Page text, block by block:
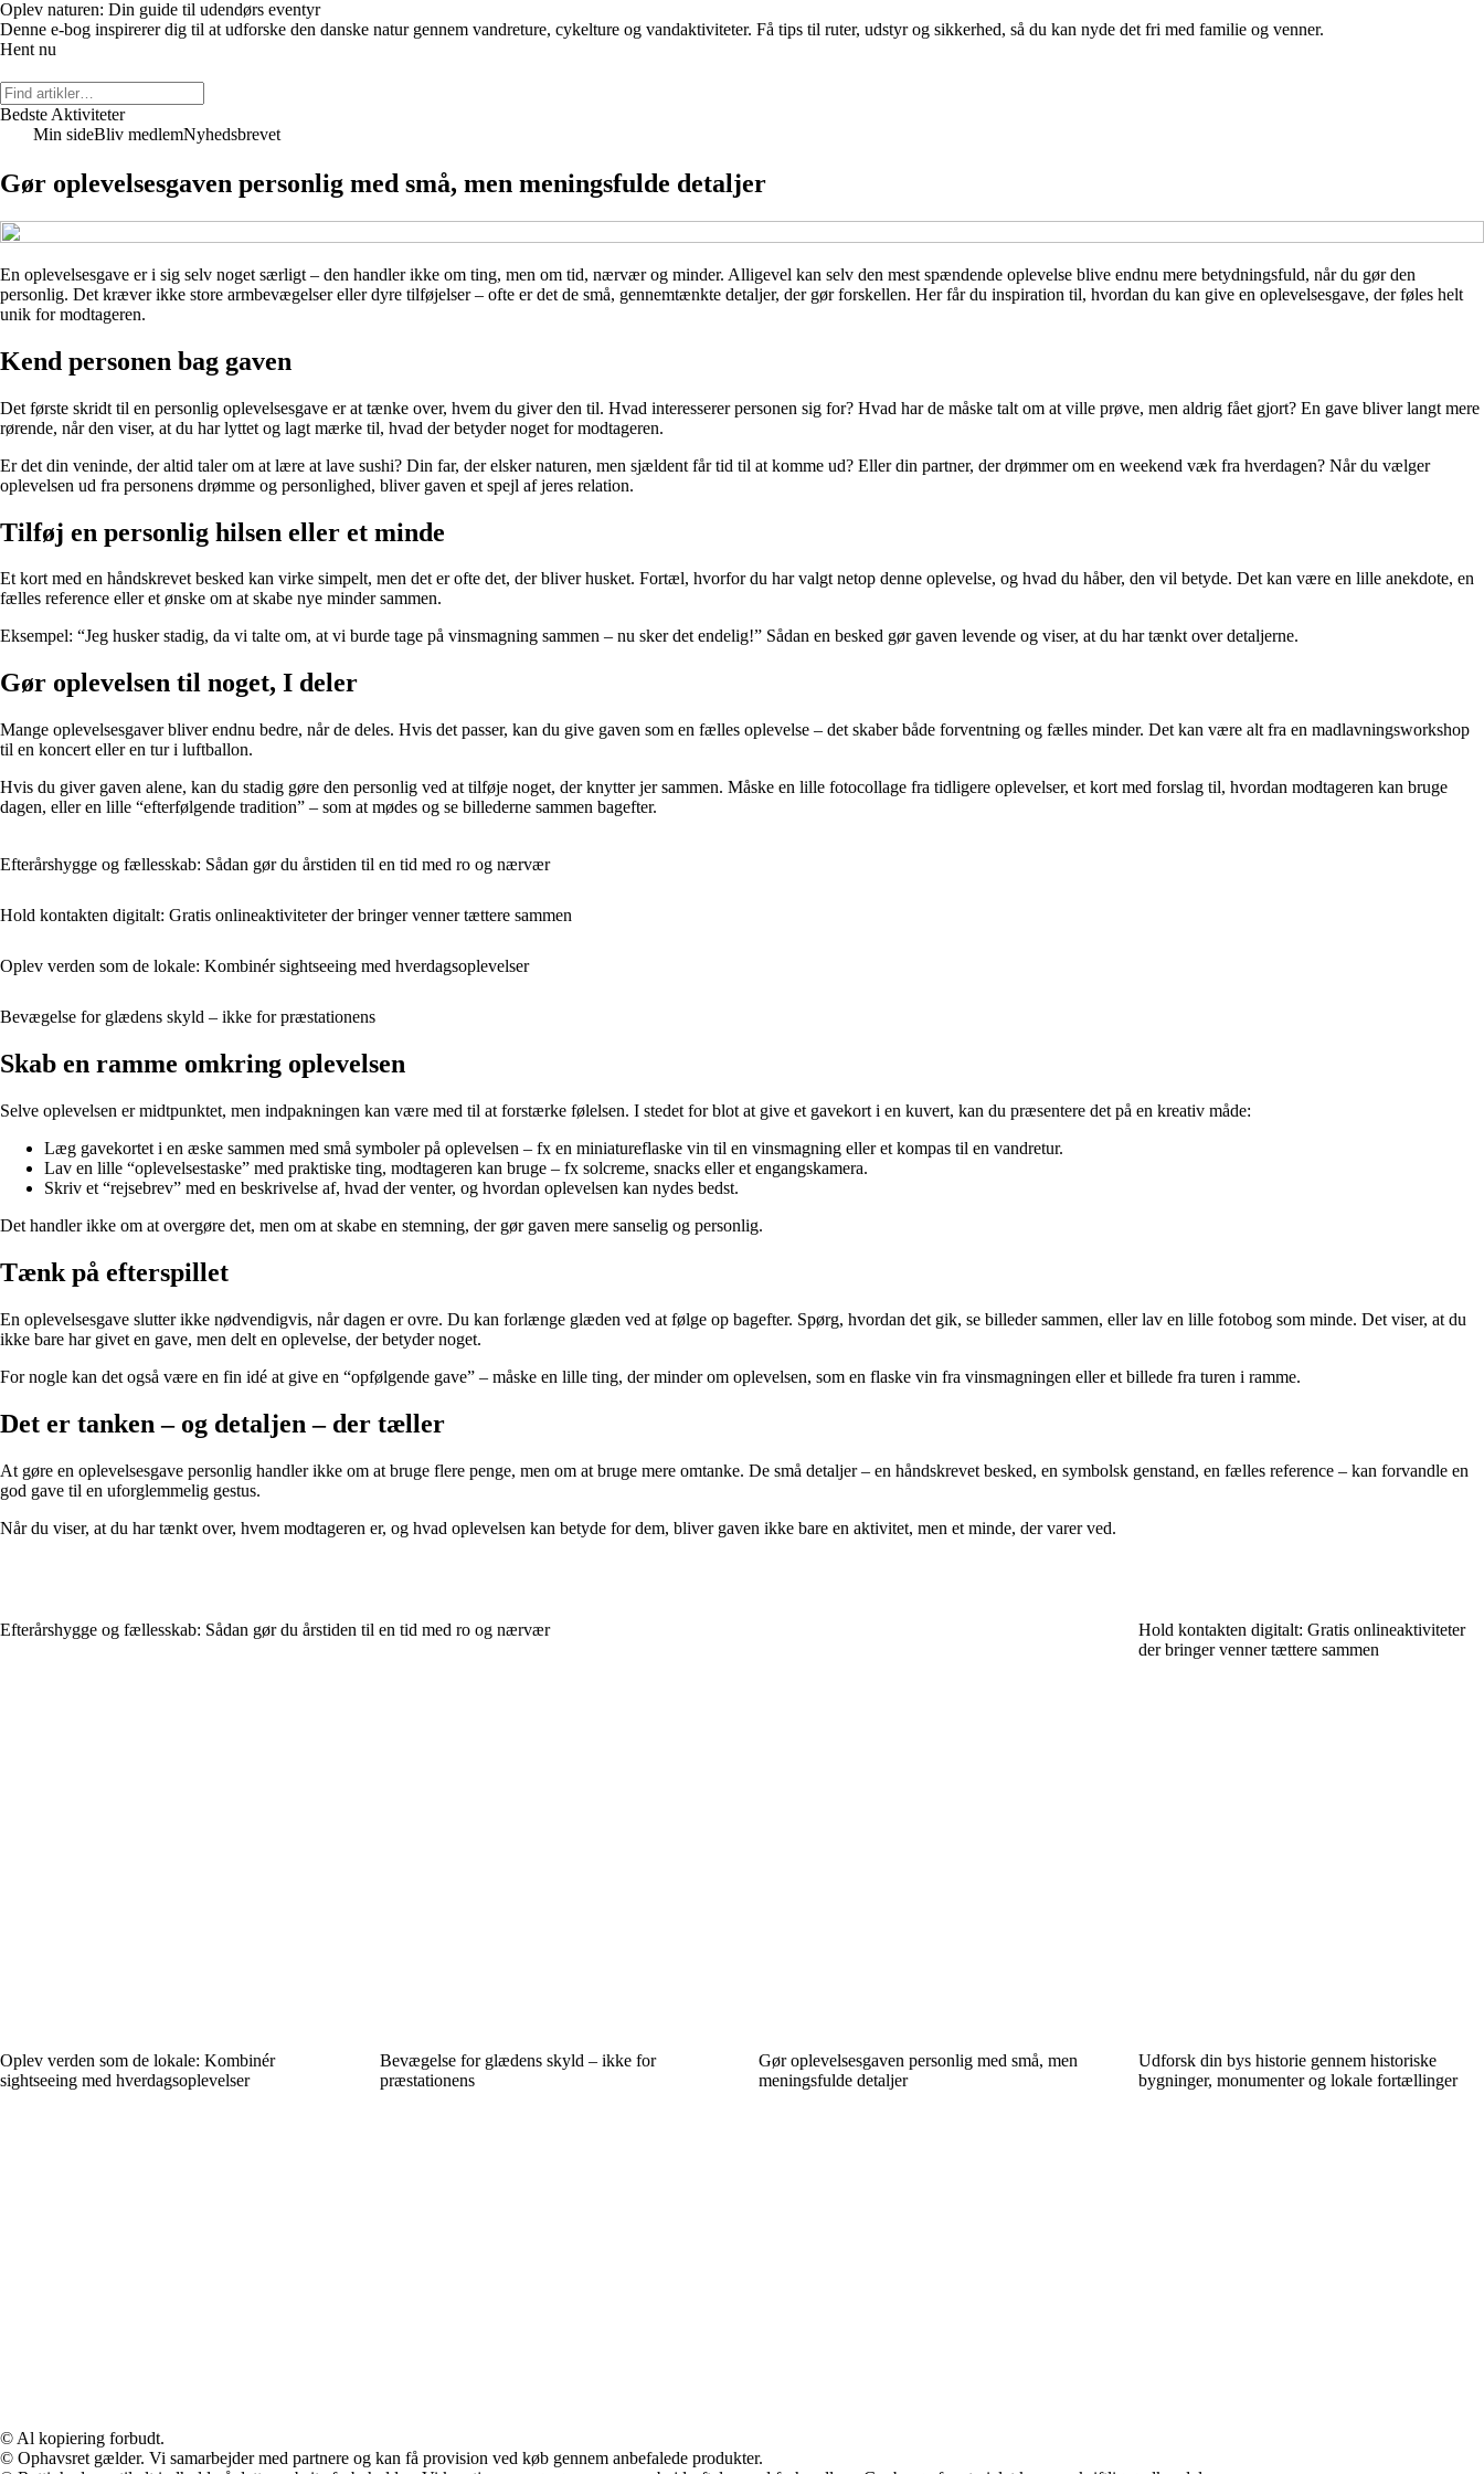
Oplev naturen: Din guide til udendørs eventyr
Denne e-bog inspirerer dig til at udforske den danske natur gennem vandreture, cykelture og vandaktiviteter. Få tips til ruter, udstyr og sikkerhed, så du kan nyde det fri med familie og venner.
Hent nu
Bedste Aktiviteter
Min sideBliv medlemNyhedsbrevet
Gør oplevelsesgaven personlig med små, men meningsfulde detaljer
En oplevelsesgave er i sig selv noget særligt – den handler ikke om ting, men om tid, nærvær og minder. Alligevel kan selv den mest spændende oplevelse blive endnu mere betydningsfuld, når du gør den
personlig. Det kræver ikke store armbevægelser eller dyre tilføjelser – ofte er det de små, gennemtænkte detaljer, der gør forskellen. Her får du inspiration til, hvordan du kan give en oplevelsesgave, der føles helt
unik for modtageren.
Kend personen bag gaven
Det første skridt til en personlig oplevelsesgave er at tænke over, hvem du giver den til. Hvad interesserer personen sig for? Hvad har de måske talt om at ville prøve, men aldrig fået gjort? En gave bliver langt mere
rørende, når den viser, at du har lyttet og lagt mærke til, hvad der betyder noget for modtageren.
Er det din veninde, der altid taler om at lære at lave sushi? Din far, der elsker naturen, men sjældent får tid til at komme ud? Eller din partner, der drømmer om en weekend væk fra hverdagen? Når du vælger
oplevelsen ud fra personens drømme og personlighed, bliver gaven et spejl af jeres relation.
Tilføj en personlig hilsen eller et minde
Et kort med en håndskrevet besked kan virke simpelt, men det er ofte det, der bliver husket. Fortæl, hvorfor du har valgt netop denne oplevelse, og hvad du håber, den vil betyde. Det kan være en lille anekdote, en
fælles reference eller et ønske om at skabe nye minder sammen.
Eksempel: “Jeg husker stadig, da vi talte om, at vi burde tage på vinsmagning sammen – nu sker det endelig!” Sådan en besked gør gaven levende og viser, at du har tænkt over detaljerne.
Gør oplevelsen til noget, I deler
Mange oplevelsesgaver bliver endnu bedre, når de deles. Hvis det passer, kan du give gaven som en fælles oplevelse – det skaber både forventning og fælles minder. Det kan være alt fra en madlavningsworkshop
til en koncert eller en tur i luftballon.
Hvis du giver gaven alene, kan du stadig gøre den personlig ved at tilføje noget, der knytter jer sammen. Måske en lille fotocollage fra tidligere oplevelser, et kort med forslag til, hvordan modtageren kan bruge
dagen, eller en lille “efterfølgende tradition” – som at mødes og se billederne sammen bagefter.
Efterårshygge og fællesskab: Sådan gør du årstiden til en tid med ro og nærvær
Hold kontakten digitalt: Gratis onlineaktiviteter der bringer venner tættere sammen
Oplev verden som de lokale: Kombinér sightseeing med hverdagsoplevelser
Bevægelse for glædens skyld – ikke for præstationens
Skab en ramme omkring oplevelsen
Selve oplevelsen er midtpunktet, men indpakningen kan være med til at forstærke følelsen. I stedet for blot at give et gavekort i en kuvert, kan du præsentere det på en kreativ måde:
Læg gavekortet i en æske sammen med små symboler på oplevelsen – fx en miniatureflaske vin til en vinsmagning eller et kompas til en vandretur.
Lav en lille “oplevelsestaske” med praktiske ting, modtageren kan bruge – fx solcreme, snacks eller et engangskamera.
Skriv et “rejsebrev” med en beskrivelse af, hvad der venter, og hvordan oplevelsen kan nydes bedst.
Det handler ikke om at overgøre det, men om at skabe en stemning, der gør gaven mere sanselig og personlig.
Tænk på efterspillet
En oplevelsesgave slutter ikke nødvendigvis, når dagen er ovre. Du kan forlænge glæden ved at følge op bagefter. Spørg, hvordan det gik, se billeder sammen, eller lav en lille fotobog som minde. Det viser, at du
ikke bare har givet en gave, men delt en oplevelse, der betyder noget.
For nogle kan det også være en fin idé at give en “opfølgende gave” – måske en lille ting, der minder om oplevelsen, som en flaske vin fra vinsmagningen eller et billede fra turen i ramme.
Det er tanken – og detaljen – der tæller
At gøre en oplevelsesgave personlig handler ikke om at bruge flere penge, men om at bruge mere omtanke. De små detaljer – en håndskrevet besked, en symbolsk genstand, en fælles reference – kan forvandle en
god gave til en uforglemmelig gestus.
Når du viser, at du har tænkt over, hvem modtageren er, og hvad oplevelsen kan betyde for dem, bliver gaven ikke bare en aktivitet, men et minde, der varer ved.
Efterårshygge og fællesskab: Sådan gør du årstiden til en tid med ro og nærvær
Hold kontakten digitalt: Gratis onlineaktiviteter
der bringer venner tættere sammen
Oplev verden som de lokale: Kombinér
sightseeing med hverdagsoplevelser
Bevægelse for glædens skyld – ikke for
præstationens
Gør oplevelsesgaven personlig med små, men
meningsfulde detaljer
Udforsk din bys historie gennem historiske
bygninger, monumenter og lokale fortællinger
© Al kopiering forbudt.
© Ophavsret gælder. Vi samarbejder med partnere og kan få provision ved køb gennem anbefalede produkter.